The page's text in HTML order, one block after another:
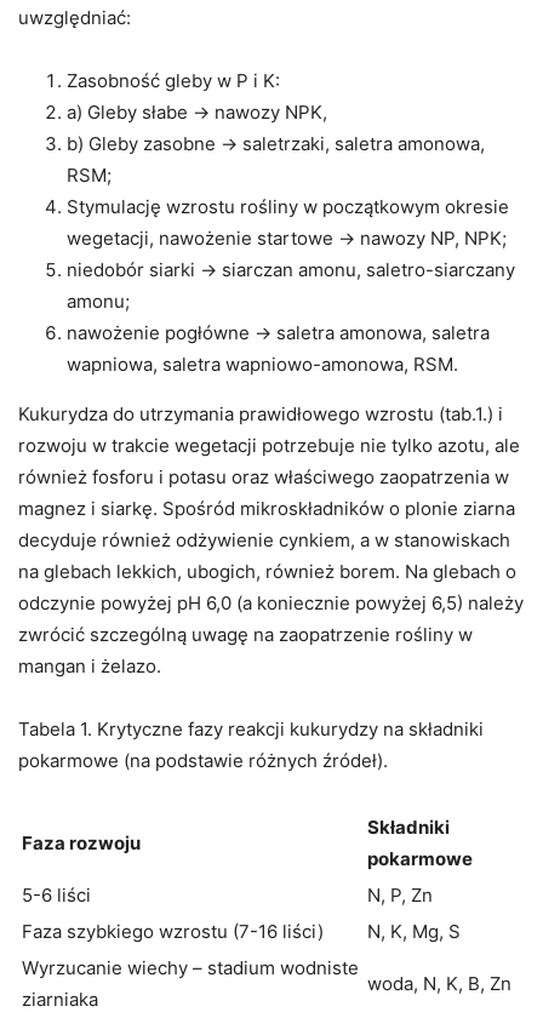
uwzględniać:
Zasobność gleby w P i K:
a) Gleby słabe → nawozy NPK,
b) Gleby zasobne → saletrzaki, saletra amonowa,
RSM;
Stymulację wzrostu rośliny w początkowym okresie
wegetacji, nawożenie startowe → nawozy NP, NPK;
niedobór siarki → siarczan amonu, saletro-siarczany
amonu;
nawożenie pogłówne → saletra amonowa, saletra
wapniowa, saletra wapniowo-amonowa, RSM.
Kukurydza do utrzymania prawidłowego wzrostu (tab.1.) i
rozwoju w trakcie wegetacji potrzebuje nie tylko azotu, ale
również fosforu i potasu oraz właściwego zaopatrzenia w
magnez i siarkę. Spośród mikroskładników o plonie ziarna
decyduje również odżywienie cynkiem, a w stanowiskach
na glebach lekkich, ubogich, również borem. Na glebach o
odczynie powyżej pH 6,0 (a koniecznie powyżej 6,5) należy
zwrócić szczególną uwagę na zaopatrzenie rośliny w
mangan i żelazo.
Tabela 1. Krytyczne fazy reakcji kukurydzy na składniki
pokarmowe (na podstawie różnych źródeł).
Faza rozwoju
Składniki
pokarmowe
5-6 liści
N, P, Zn
Faza szybkiego wzrostu (7-16 liści)
N, K, Mg, S
Wyrzucanie wiechy – stadium wodniste
ziarniaka
woda, N, K, B, Zn